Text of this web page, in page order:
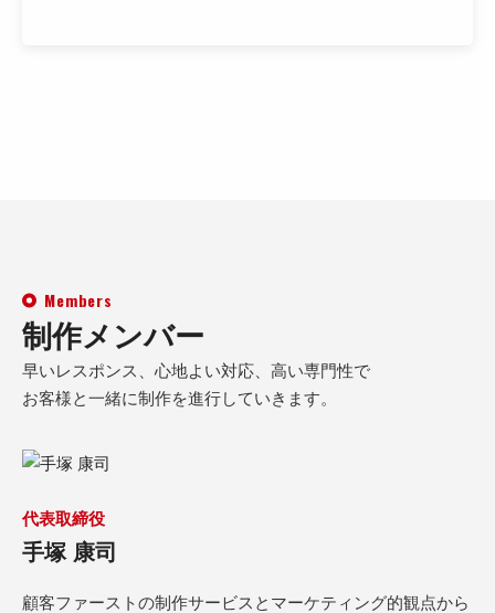
Members
制作メンバー
早いレスポンス、心地よい対応、高い専門性で
お客様と一緒に制作を進行していきます。
代表取締役
手塚 康司
顧客ファーストの制作サービスとマーケティング的観点から